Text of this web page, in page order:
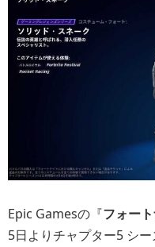
Epic Gamesの『フォー
5日よりチャプター5 シ